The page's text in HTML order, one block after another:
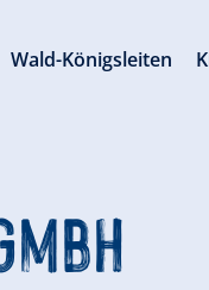
Wald-Königsleiten